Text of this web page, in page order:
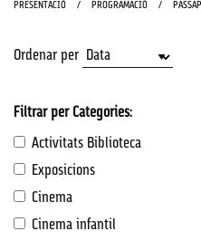
PRESENTACIÓ PROGRAMACIÓ
Ordenar per
Filtrar per Categories:
Activitats Biblioteca
Exposicions
Cinema
Cinema infantil